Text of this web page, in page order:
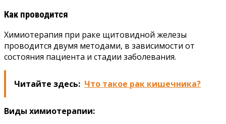
Как проводится
Химиотерапия при раке щитовидной железы
проводится двумя методами, в зависимости от
состояния пациента и стадии заболевания.
Читайте здесь: Что такое рак кишечника?
Виды химиотерапии: